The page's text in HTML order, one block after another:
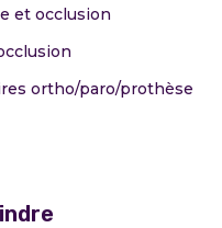
et occlusion
ortho/paro/prothèse